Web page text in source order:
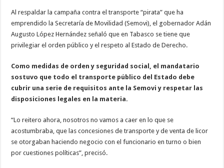
Al respaldar la campaña contra el transporte “pirata” que ha
emprendido la Secretaría de Movilidad (Semovi), el gobernador Adán
Augusto López Hernández señaló que en Tabasco se tiene que
privilegiar el orden público y el respeto al Estado de Derecho.
Como medidas de orden y seguridad social, el mandatario
sostuvo que todo el transporte público del Estado debe
cubrir una serie de requisitos ante la Semovi y respetar las
disposiciones legales en la materia.
“Lo reitero ahora, nosotros no vamos a caer en lo que se
acostumbraba, que las concesiones de transporte y de venta de licor
se otorgaban haciendo negocio con el funcionario en turno o bien
por cuestiones políticas”, precisó.